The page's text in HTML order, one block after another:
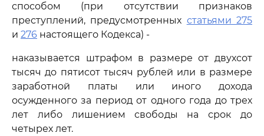
способом (при отсутствии признаков
преступлений, предусмотренных статьями 275
и 276 настоящего Кодекса) -
наказывается штрафом в размере от двухсот
тысяч до пятисот тысяч рублей или в размере
заработной платы или иного дохода
осужденного за период от одного года до трех
лет либо лишением свободы на срок до
четырех лет.